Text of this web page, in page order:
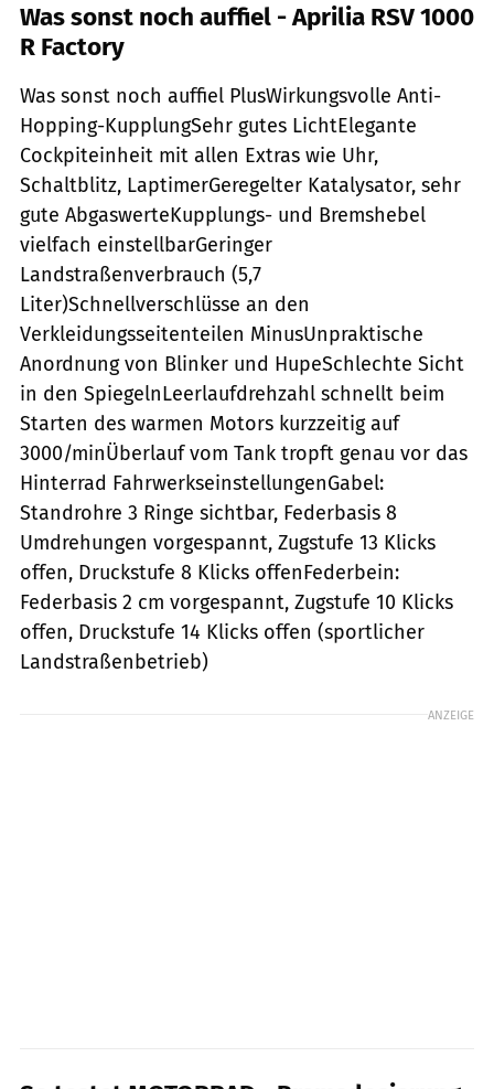
Was sonst noch auffiel - Aprilia RSV 1000
R Factory
Was sonst noch auffiel PlusWirkungsvolle Anti-
Hopping-KupplungSehr gutes LichtElegante
Cockpiteinheit mit allen Extras wie Uhr,
Schaltblitz, LaptimerGeregelter Katalysator, sehr
gute AbgaswerteKupplungs- und Bremshebel
vielfach einstellbarGeringer
Landstraßenverbrauch (5,7
Liter)Schnellverschlüsse an den
Verkleidungsseitenteilen MinusUnpraktische
Anordnung von Blinker und HupeSchlechte Sicht
in den SpiegelnLeerlaufdrehzahl schnellt beim
Starten des warmen Motors kurzzeitig auf
3000/minÜberlauf vom Tank tropft genau vor das
Hinterrad FahrwerkseinstellungenGabel:
Standrohre 3 Ringe sichtbar, Federbasis 8
Umdrehungen vorgespannt, Zugstufe 13 Klicks
offen, Druckstufe 8 Klicks offenFederbein:
Federbasis 2 cm vorgespannt, Zugstufe 10 Klicks
offen, Druckstufe 14 Klicks offen (sportlicher
Landstraßenbetrieb)
ANZEIGE